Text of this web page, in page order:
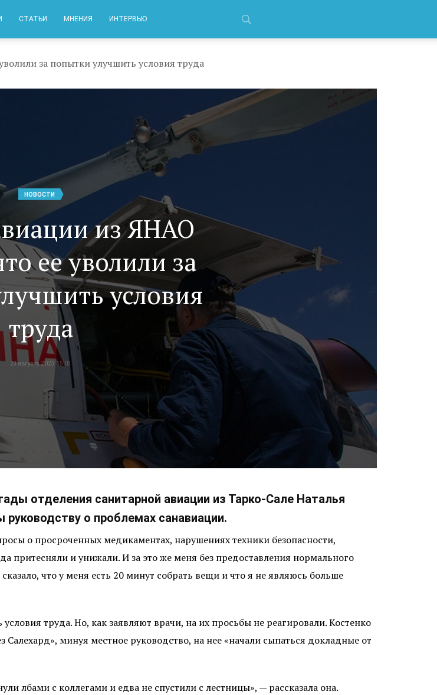
СТАТЬИ МНЕНИЯ ИНТЕРВЬЮ
за попытки улучшить условия труда
НОВОСТИ
из ЯНАО
ее уволили за
условия
труда
23 августа 2023 15:03
отделения санитарной авиации из Тарко-Сале Наталья
руководству о проблемах санавиации.
о просроченных медикаментах, нарушениях техники безопасности,
притесняли и унижали. И за это же меня без предоставления нормального
что у меня есть 20 минут собрать вещи и что я не являюсь больше
труда. Но, как заявляют врачи, на их просьбы не реагировали. Костенко
минуя местное руководство, на нее «начали сыпаться докладные от
лбами с коллегами и едва не спустили с лестницы», — рассказала она.